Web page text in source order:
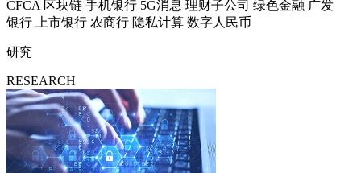
CFCA 区块链 手机银行 5G消息 理财子公司 绿色金融 广发
银行
上市银行 农商行 隐私计算 数字人民币
研究
RESEARCH